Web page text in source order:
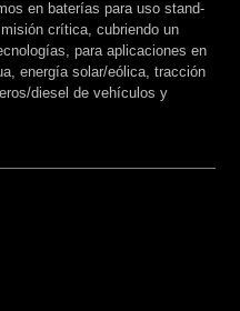
en baterías para uso stand-
crítica, cubriendo un
para aplicaciones en
energía solar/eólica, tracción
diesel de vehículos y